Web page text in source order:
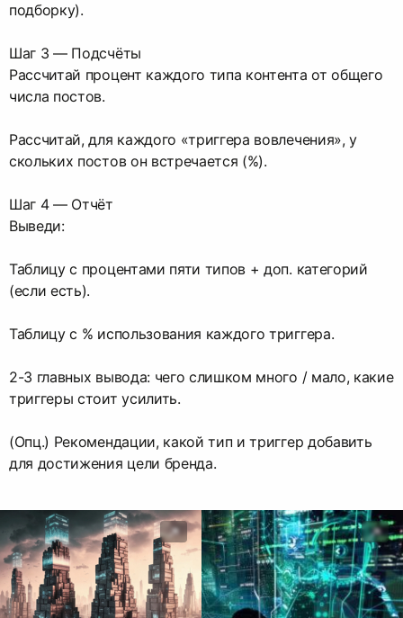
подборку).
Шаг 3 — Подсчёты
Рассчитай процент каждого типа контента от общего
числа постов.
Рассчитай, для каждого «триггера вовлечения», у
скольких постов он встречается (%).
Шаг 4 — Отчёт
Выведи:
Таблицу с процентами пяти типов + доп. категорий
(если есть).
Таблицу с % использования каждого триггера.
2-3 главных вывода: чего слишком много / мало, какие
триггеры стоит усилить.
(Опц.) Рекомендации, какой тип и триггер добавить
для достижения цели бренда.